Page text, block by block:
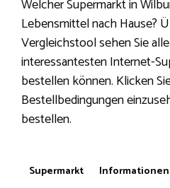
Welcher Supermarkt in
Lebensmittel nach Hause?
Vergleichstool sehen Sie
interessantesten Internet-
bestellen können. Klicken
Bestellbedingungen
bestellen.
Supermarkt Informationen